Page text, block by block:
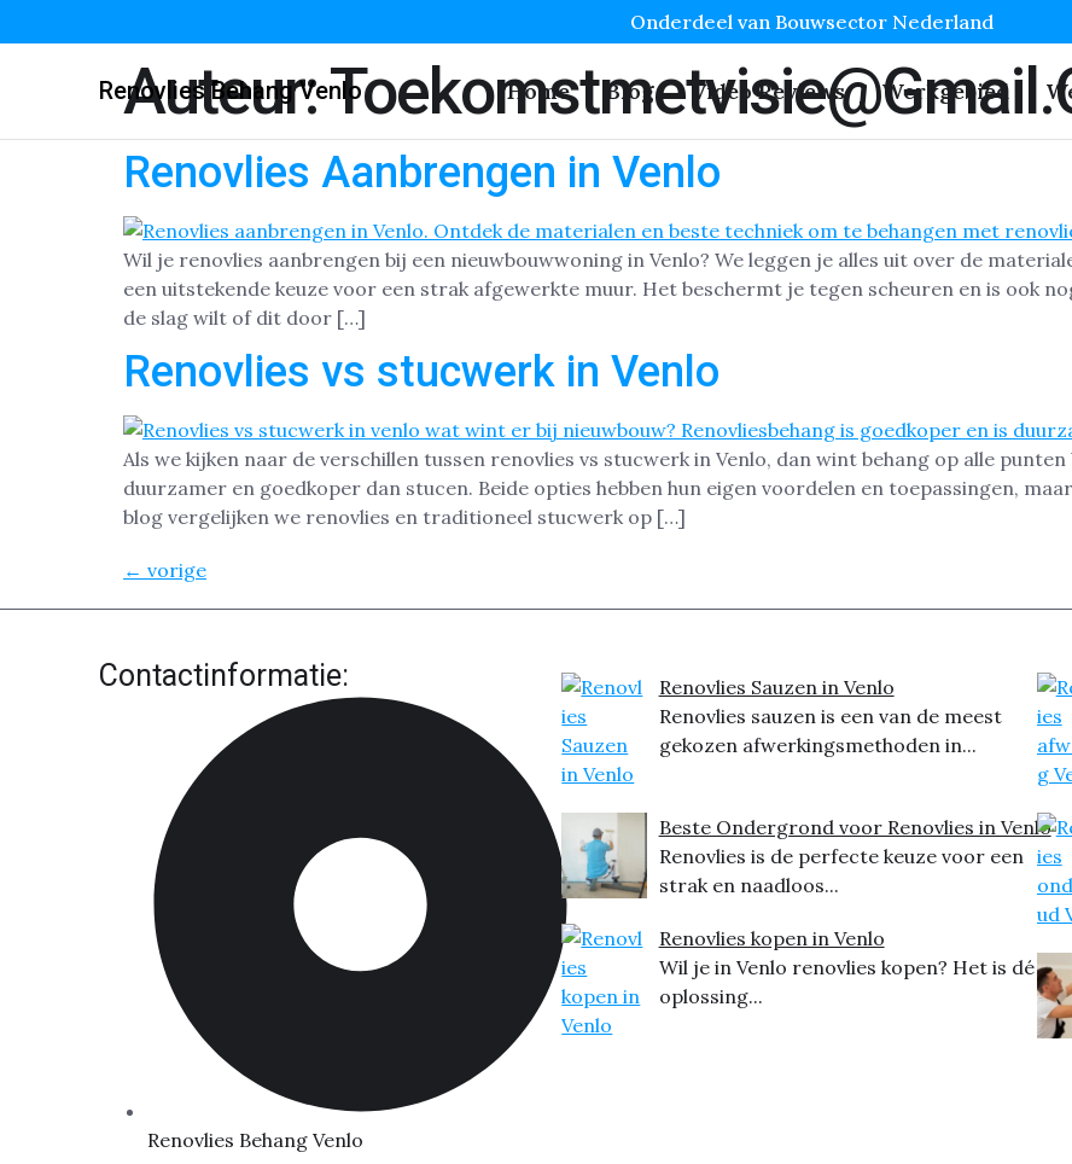
Onderdeel van Bouwsector Nederland
Renovlies Behang Venlo Home Blog Video Reviews Werkgebied
Auteur:
Renovlies Aanbrengen in Venlo
Wil je renovlies aanbrengen bij een nieuwbouwwoning in Venlo? We leggen je alles uit over de
een uitstekende keuze voor een strak afgewerkte muur. Het beschermt je tegen scheuren en is ook
de slag wilt of dit door […]
Renovlies vs stucwerk in Venlo
Als we kijken naar de verschillen tussen renovlies vs stucwerk in Venlo, dan wint behang op alle
duurzamer en goedkoper dan stucen. Beide opties hebben hun eigen voordelen en toepassingen,
blog vergelijken we renovlies en traditioneel stucwerk op […]
← vorige
Contactinformatie:
Renovlies Behang Venlo
Renovlies Sauzen in Venlo
Renovlies sauzen is een van de meest
gekozen afwerkingsmethoden in...
Beste Ondergrond voor Renovlies in Venlo
Renovlies is de perfecte keuze voor een
strak en naadloos...
Renovlies kopen in Venlo
Wil je in Venlo renovlies kopen? Het is dé
oplossing...